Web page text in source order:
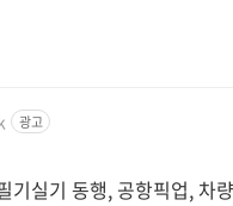
광고
기실기 동행, 공항픽업, 차